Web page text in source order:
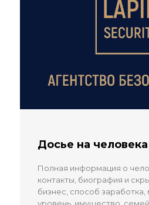
Досье на человека
Полная информация о
контакты, биография и
бизнес, способ